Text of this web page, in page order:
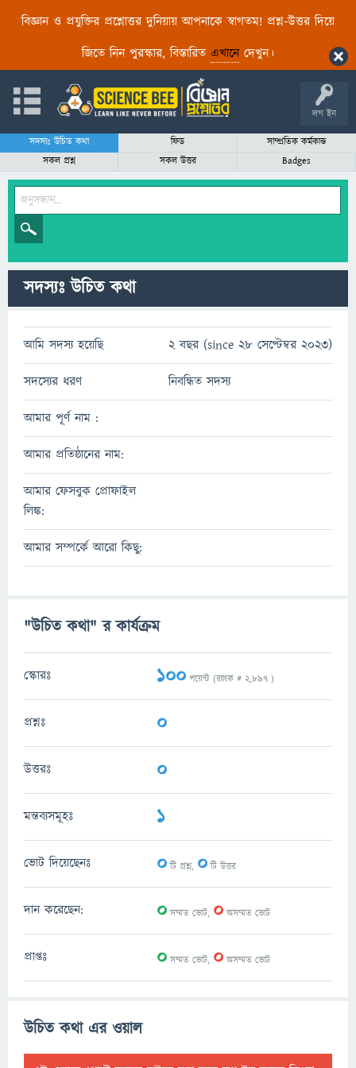
বিজ্ঞান ও প্রযুক্তির প্রশ্নোত্তর দুনিয়ায় আপনাকে স্বাগতম! প্রশ্ন-উত্তর দিয়ে
জিতে নিন পুরস্কার, বিস্তারিত এখানেদেখুন।
লগ ইন
সদস্যঃ উচিত কথা ফিড
সাম্প্রতিক কর্মকান্ড
সকল প্রশ্ন
সকল উত্তর Badges
সদস্যঃ উচিত কথা
আমি সদস্য হয়েছি 2 বছর (since 28 সেপ্টেম্বর 2023)
সদস্যের ধরণ নিবন্ধিত সদস্য
আমার পূর্ণ নাম :
আমার প্রতিষ্ঠানের নাম:
আমার ফেসবুক প্রোফাইল
লিঙ্ক:
আমার সম্পর্কে আরো কিছু:
"উচিত কথা" র কার্যক্রম
স্কোরঃ 100 পয়েন্ট (র‌্যাংক # 2,897 )
প্রশ্নঃ 0
উত্তরঃ 0
মন্তব্যসমূহঃ 1
ভোট দিয়েছেনঃ 0টি প্রশ্ন, 0টি উত্তর
দান করেছেন: 0সম্মত ভোট, 0অসম্মত ভোট
প্রাপ্তঃ 0সম্মত ভোট, 0অসম্মত ভোট
উচিত কথা এর ওয়াল